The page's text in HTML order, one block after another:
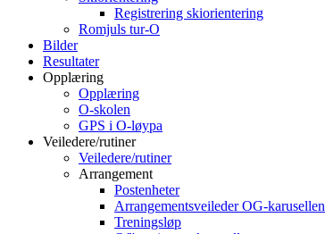
Registrering skiorientering
Romjuls tur-O
Bilder
Resultater
Opplæring
Opplæring
O-skolen
GPS i O-løypa
Veiledere/rutiner
Veiledere/rutiner
Arrangement
Postenheter
Arrangementsveileder OG-karusellen
Treningsløp